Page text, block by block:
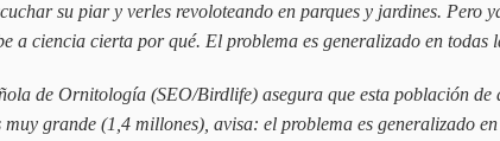
su piar y verles revoloteando en parques y jardines.
a ciencia cierta por qué. El problema es generalizado en todas
de Ornitología (SEO/Birdlife) asegura que esta población
muy grande (1,4 millones), avisa: el problema es generalizado